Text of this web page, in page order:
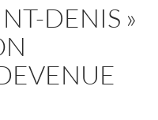
DENIS »